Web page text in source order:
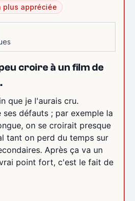
plus appréciée
croire à un film de
que je l'aurais cru.
défauts ; par exemple la
on se croirait presque
tant on perd du temps sur
Après ça va un
point fort, c'est le fait de